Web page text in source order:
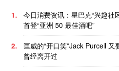
1.
今日消费资讯：星巴克“兴趣社
首登“亚洲 50 最佳酒吧”
2.
匡威的“开口笑”Jack Purcell
曾经离开过